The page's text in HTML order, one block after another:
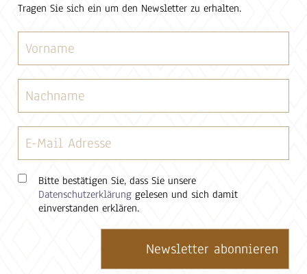
Tragen Sie sich ein um den Newsletter zu erhalten.
Bitte bestätigen Sie, dass Sie unsere
Datenschutzerklärung gelesen und sich damit
einverstanden erklären.